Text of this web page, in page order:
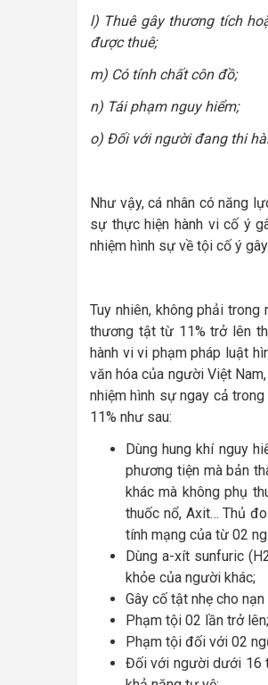
l) Thuê gây thương tích
được thuê;
m) Có tính chất côn đồ;
n) Tái phạm nguy hiểm;
o) Đối với người đang thi
Như vậy, cá nhân có năng
sự thực hiện hành vi cố ý
nhiệm hình sự về tội cố ý
Tuy nhiên, không phải
thương tật từ 11% trở lên
hành vi vi phạm pháp luật
văn hóa của người Việt
nhiệm hình sự ngay cả
11% như sau:
Dùng hung khí nguy
phương tiện mà bản
khác mà không phụ
thuốc nổ, Axit… Thủ
tính mạng của từ 02
Dùng a-xít sunfuric
khỏe của người khác;
Gây cố tật nhẹ cho
Phạm tội 02 lần trở lên;
Phạm tội đối với 02
Đối với người dưới 16